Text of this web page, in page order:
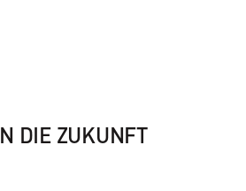
DIE ZUKUNFT